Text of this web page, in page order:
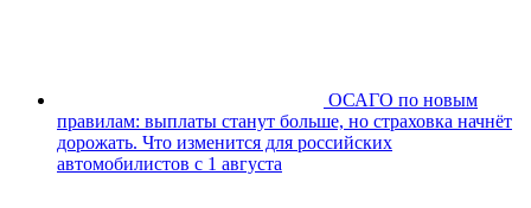
ОСАГО по новым
правилам: выплаты станут больше, но страховка начнёт
дорожать. Что изменится для российских
автомобилистов с 1 августа